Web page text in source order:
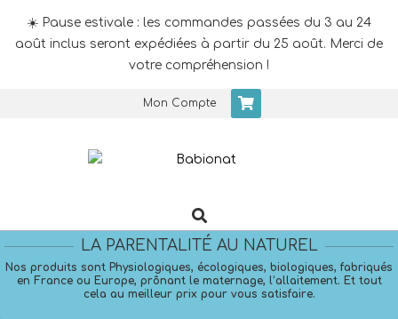
☀️ Pause estivale : les commandes passées du 3 au 24
août inclus seront expédiées à partir du 25 août. Merci de
votre compréhension !
Mon Compte
Navigation
Search
LA PARENTALITÉ AU NATUREL
Nos produits sont Physiologiques, écologiques, biologiques, fabriqués
en France ou Europe, prônant le maternage, l’allaitement. Et tout
cela au meilleur prix pour vous satisfaire.